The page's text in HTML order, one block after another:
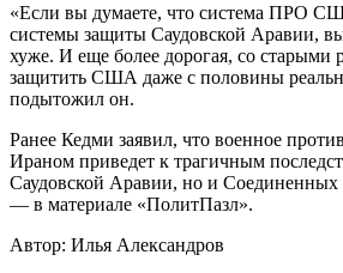
«Если вы думаете, что система ПРО
системы защиты Саудовской Аравии,
хуже. И еще более дорогая, со старыми
защитить США даже с половины
подытожил он.
Ранее Кедми заявил, что военное
Ираном приведет к трагичным
Саудовской Аравии, но и
— в материале «ПолитПазл».
Автор: Илья Александров